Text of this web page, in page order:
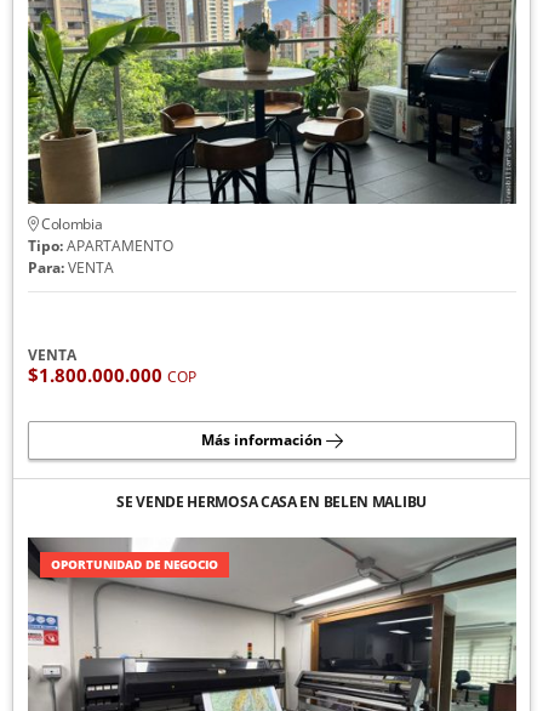
Colombia
Tipo:APARTAMENTO
Para:VENTA
VENTA
$1.800.000.000 COP
Más información
SE VENDE HERMOSA CASA EN BELEN MALIBU
OPORTUNIDAD DE NEGOCIO